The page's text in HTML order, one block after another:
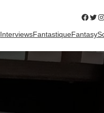
InterviewsFantastiqueFantasy